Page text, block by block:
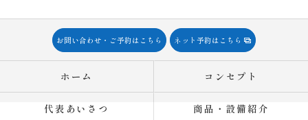
お問い合わせ・ご予約はこちら ネット予約はこちら
ホーム コンセプト
代表あいさつ 商品・設備紹介